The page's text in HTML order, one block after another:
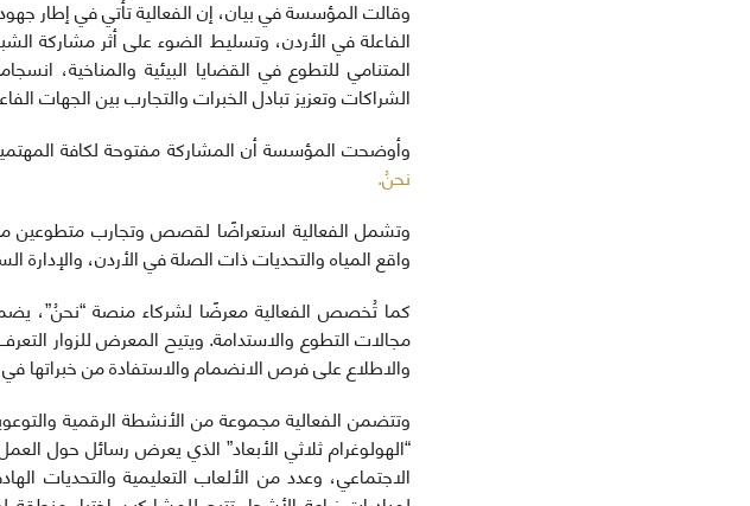
وقالت المؤسسة في بيان، إن الفعالية تأتي في إطار
الفاعلة في الأردن، وتسليط الضوء على أثر مشاركة
المتنامي للتطوع في القضايا البيئية والمناخية،
الشراكات وتعزيز تبادل الخبرات والتجارب بين الجهات
وأوضحت المؤسسة أن المشاركة مفتوحة لكافة
نحنُ.
وتشمل الفعالية استعراضًا لقصص وتجارب متطوعين
واقع المياه والتحديات ذات الصلة في الأردن، والإدارة
كما تُخصص الفعالية معرضًا لشركاء منصة “نحنُ”، يضم
مجالات التطوع والاستدامة. ويتيح المعرض للزوار
والاطلاع على فرص الانضمام والاستفادة من خبراتها في
“الهولوغرام ثلاثي الأبعاد” الذي يعرض رسائل حول
الاجتماعي، وعدد من الألعاب التعليمية والتحديات